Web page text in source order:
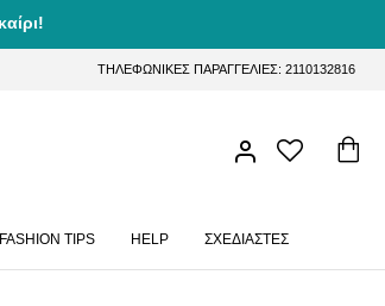
ΤΗΛΕΦΩΝΙΚΕΣ ΠΑΡΑΓΓΕΛΙΕΣ: 2110132816
FASHION TIPS HELP ΣΧΕΔΙΑΣΤΕΣ